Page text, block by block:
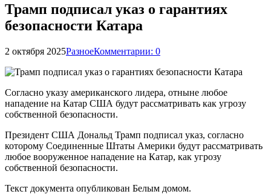
Трамп подписал указ о гарантиях
безопасности Катара
2 октября 2025РазноеКомментарии: 0
Согласно указу американского лидера, отныне любое
нападение на Катар США будут рассматривать как угрозу
собственной безопасности.
Президент США Дональд Трамп подписал указ, согласно
которому Соединенные Штаты Америки будут рассматривать
любое вооруженное нападение на Катар, как угрозу
собственной безопасности.
Текст документа опубликован Белым домом.